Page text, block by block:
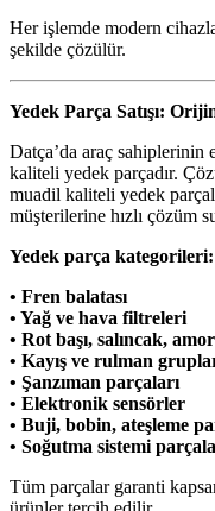
Her işlemde modern
şekilde çözülür.
Yedek Parça Satışı:
Datça’da araç
kaliteli yedek parçadır.
muadil kaliteli yedek
müşterilerine hızlı çözüm
Yedek parça kategorileri:
• Fren balatası
• Yağ ve hava filtreleri
• Rot başı, salıncak,
• Kayış ve rulman
• Şanzıman parçaları
• Elektronik sensörler
• Buji, bobin, ateşleme
• Soğutma sistemi
Tüm parçalar garanti